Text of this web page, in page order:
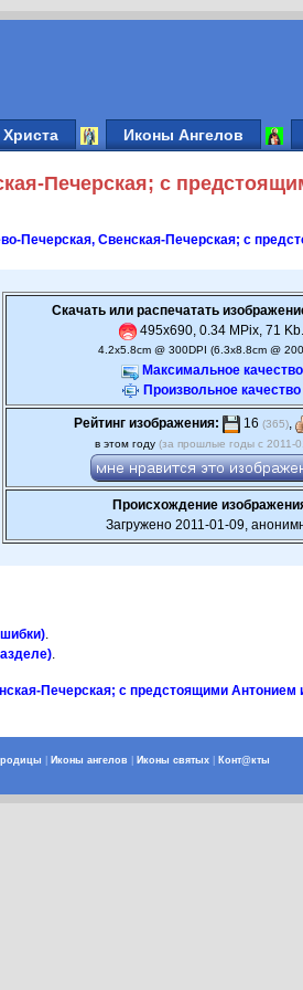
Иконы Ангелов
Печерская; с
Печерская, Свенская-Печерская; с
Скачать или распечатать
495x690, 0.34 MPix, 71 Kb.
4.2x5.8cm @ 300DPI (6.3x8.8cm @
Максимальное качество
Произвольное качество
Рейтинг изображения: 16 (365),
в этом году(за прошлые годы с 2011-
Происхождение
Загружено 2011-01-09,
.
.
Печерская; с предстоящими
Иконы ангелов Иконы святых Конт@кты